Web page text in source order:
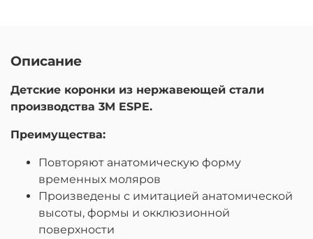
Описание
Детские коронки из нержавеющей стали
производства 3M ESPE.
Преимущества:
Повторяют анатомическую форму
временных моляров
Произведены с имитацией анатомической
высоты, формы и окклюзионной
поверхности